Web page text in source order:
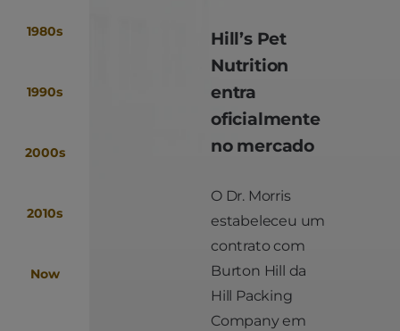
1980s
1990s
2000s
2010s
Now
Hill’s Pet
Nutrition
entra
oficialmente
no mercado
O Dr. Morris
estabeleceu um
contrato com
Burton Hill da
Hill Packing
Company em